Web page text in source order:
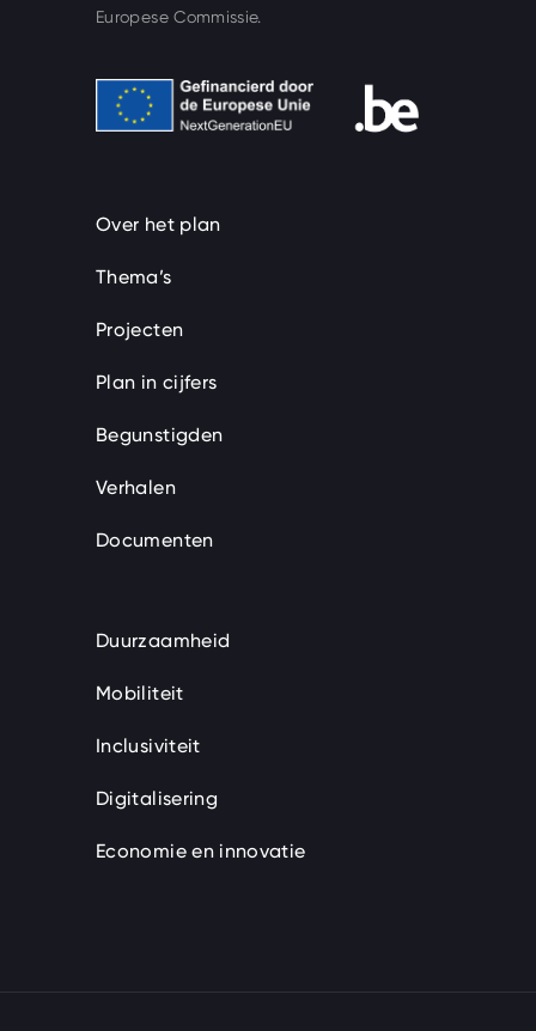
Europese Commissie.
Over het plan
Thema’s
Projecten
Plan in cijfers
Begunstigden
Verhalen
Documenten
Duurzaamheid
Mobiliteit
Inclusiviteit
Digitalisering
Economie en innovatie